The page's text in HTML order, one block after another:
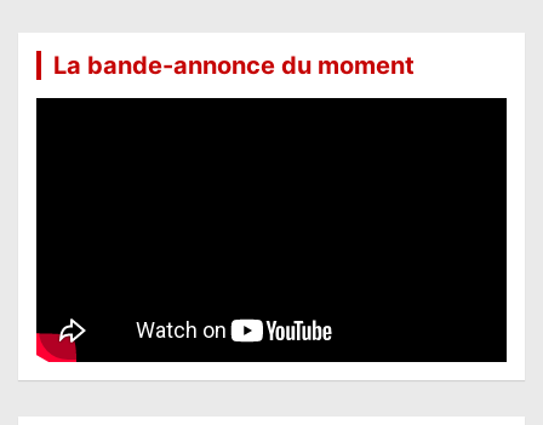
La bande-annonce du moment